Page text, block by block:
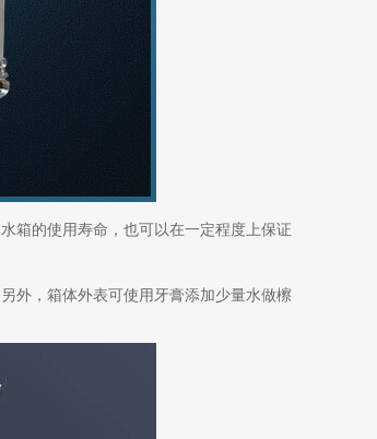
箱的使用寿命，也可以在一定程度上保证
外，箱体外表可使用牙膏添加少量水做檫